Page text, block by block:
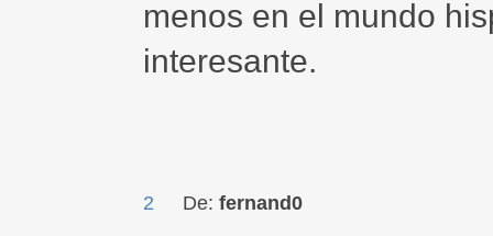
menos en el mundo
interesante.
2 De: fernand0